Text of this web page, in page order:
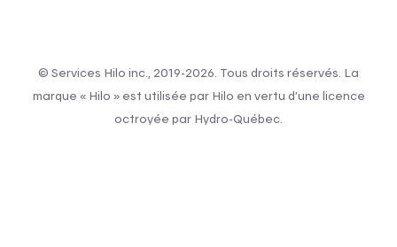
© Services Hilo inc., 2019-2026. Tous droits réservés. La
marque « Hilo » est utilisée par Hilo en vertu d’une licence
octroyée par Hydro-Québec.